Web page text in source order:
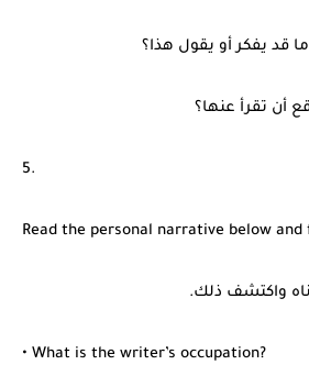
قد يفكر أو يقول هذا؟
أن تقرأ عنها؟
5.
Read the personal narrative below and
واكتشف ذلك.
• What is the writer’s occupation?